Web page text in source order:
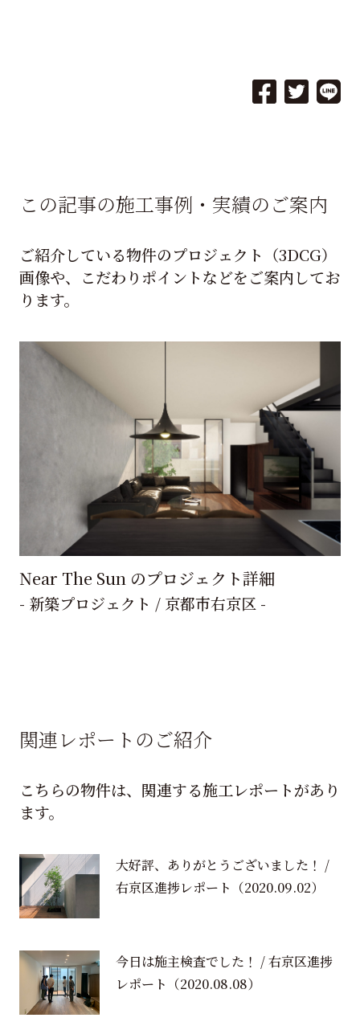
この記事の施工事例・実績のご案内
ご紹介している物件のプロジェクト（3DCG）
画像や、こだわりポイントなどをご案内してお
ります。
Near The Sun のプロジェクト詳細
- 新築プロジェクト / 京都市右京区 -
関連レポートのご紹介
こちらの物件は、関連する施工レポートがあり
ます。
大好評、ありがとうございました！ /
右京区進捗レポート （2020.09.02）
今日は施主検査でした！ / 右京区進捗
レポート （2020.08.08）